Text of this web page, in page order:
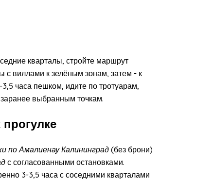
кварталы, стройте маршрут
с виллами к зелёным зонам, затем - к
часа пешком, идите по тротуарам,
выбранным точкам.
по Амалиенау Калининград (без брони)
с согласованными остановками.
3-3,5 часа с соседними кварталами